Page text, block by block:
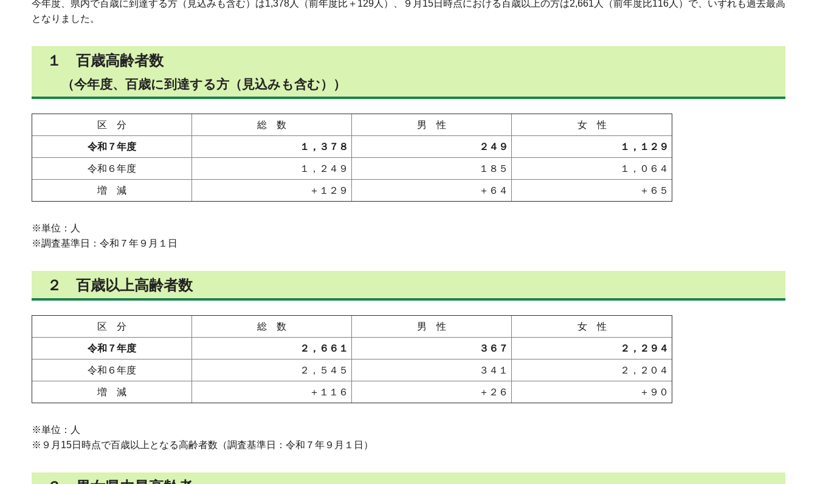
今年度、県内で百歳に到達する方（見込みも含む）は1,378人（前年度比＋129人）、９月15日時点における百歳以上の方は2,661人（前年度比116人）で、いずれも過去最高
となりました。
１ 百歳高齢者数
（今年度、百歳に到達する方（見込みも含む））
区 分 総 数 男 性 女 性
令和７年度 １，３７８ ２４９ １，１２９
令和６年度 １，２４９ １８５ １，０６４
増 減 ＋１２９ ＋６４ ＋６５
※単位：人
※調査基準日：令和７年９月１日
２ 百歳以上高齢者数
区 分 総 数 男 性 女 性
令和７年度 ２，６６１ ３６７ ２，２９４
令和６年度 ２，５４５ ３４１ ２，２０４
増 減 ＋１１６ ＋２６ ＋９０
※単位：人
※９月15日時点で百歳以上となる高齢者数（調査基準日：令和７年９月１日）